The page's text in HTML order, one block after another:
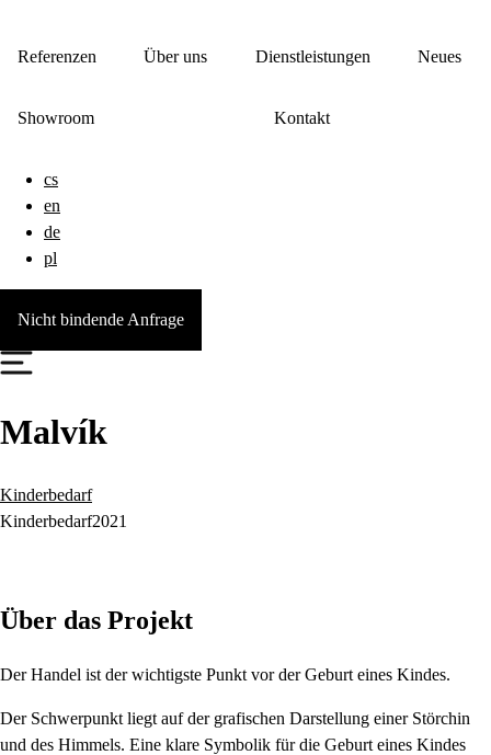
Referenzen Über uns Dienstleistungen Neues
Showroom Kontakt
cs
en
de
pl
Nicht bindende Anfrage
Malvík
Kinderbedarf
Kinderbedarf2021
Über das Projekt
Der Handel ist der wichtigste Punkt vor der Geburt eines Kindes.
Der Schwerpunkt liegt auf der grafischen Darstellung einer Störchin
und des Himmels. Eine klare Symbolik für die Geburt eines Kindes